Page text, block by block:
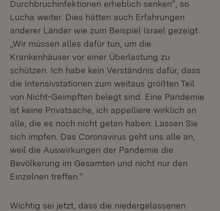
Durchbruchinfektionen erheblich senken“, so
Lucha weiter. Dies hätten auch Erfahrungen
anderer Länder wie zum Beispiel Israel gezeigt.
„Wir müssen alles dafür tun, um die
Krankenhäuser vor einer Überlastung zu
schützen. Ich habe kein Verständnis dafür, dass
die Intensivstationen zum weitaus größten Teil
von Nicht-Geimpften belegt sind. Eine Pandemie
ist keine Privatsache, ich appelliere wirklich an
alle, die es noch nicht getan haben: Lassen Sie
sich impfen. Das Coronavirus geht uns alle an,
weil die Auswirkungen der Pandemie die
Bevölkerung im Gesamten und nicht nur den
Einzelnen treffen.“
Wichtig sei jetzt, dass die niedergelassenen